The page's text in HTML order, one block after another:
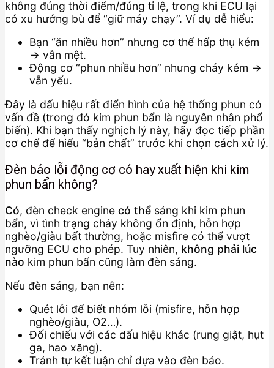
không đúng thời điểm/đúng tỉ lệ, trong khi ECU lại
có xu hướng bù để “giữ máy chạy”. Ví dụ dễ hiểu:
Bạn “ăn nhiều hơn” nhưng cơ thể hấp thụ kém
→ vẫn mệt.
Động cơ “phun nhiều hơn” nhưng cháy kém →
vẫn yếu.
Đây là dấu hiệu rất điển hình của hệ thống phun có
vấn đề (trong đó kim phun bẩn là nguyên nhân phổ
biến). Khi bạn thấy nghịch lý này, hãy đọc tiếp phần
cơ chế để hiểu “bản chất” trước khi chọn cách xử lý.
Đèn báo lỗi động cơ có hay xuất hiện khi kim
phun bẩn không?
Có, đèn check engine có thể sáng khi kim phun
bẩn, vì tình trạng cháy không ổn định, hỗn hợp
nghèo/giàu bất thường, hoặc misfire có thể vượt
ngưỡng ECU cho phép. Tuy nhiên, không phải lúc
nào kim phun bẩn cũng làm đèn sáng.
Nếu đèn sáng, bạn nên:
Quét lỗi để biết nhóm lỗi (misfire, hỗn hợp
nghèo/giàu, O2…).
Đối chiếu với các dấu hiệu khác (rung giật, hụt
ga, hao xăng).
Tránh tự kết luận chỉ dựa vào đèn báo.